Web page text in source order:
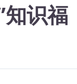
知识福